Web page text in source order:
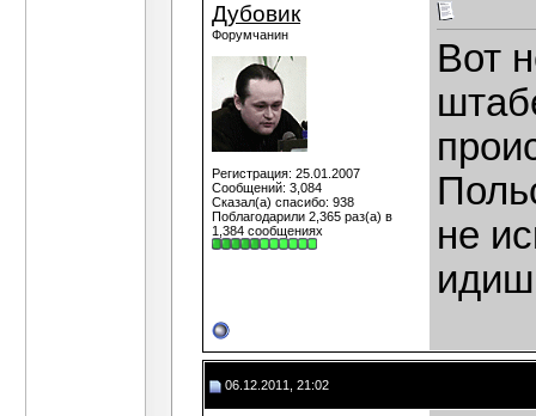
Дубовик
Форумчанин
Регистрация: 25.01.2007
Сообщений: 3,084
Сказал(а) спасибо: 938
Поблагодарили 2,365 раз(а) в
1,384 сообщениях
Вот
не
06.12.2011, 21:02